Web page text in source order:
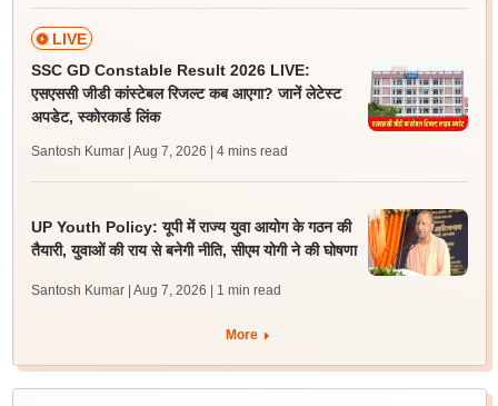
LIVE
SSC GD Constable Result 2026 LIVE:
एसएससी जीडी कांस्टेबल रिजल्ट कब आएगा? जानें लेटेस्ट
अपडेट, स्कोरकार्ड लिंक
Santosh Kumar | Aug 7, 2026 | 4 mins read
UP Youth Policy: यूपी में राज्य युवा आयोग के गठन की
तैयारी, युवाओं की राय से बनेगी नीति, सीएम योगी ने की घोषणा
Santosh Kumar | Aug 7, 2026 | 1 min read
More